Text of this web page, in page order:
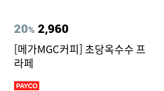
20% 2,960
[메가MGC커피] 초당옥수수 프
라페